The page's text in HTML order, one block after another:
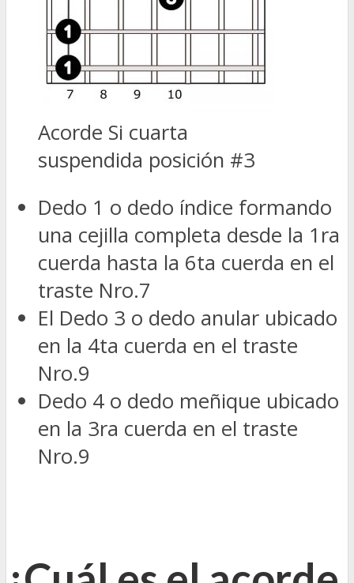
Acorde Si cuarta
suspendida posición #3
Dedo 1 o dedo índice formando
una cejilla completa desde la 1ra
cuerda hasta la 6ta cuerda en el
traste Nro.7
El Dedo 3 o dedo anular ubicado
en la 4ta cuerda en el traste
Nro.9
Dedo 4 o dedo meñique ubicado
en la 3ra cuerda en el traste
Nro.9